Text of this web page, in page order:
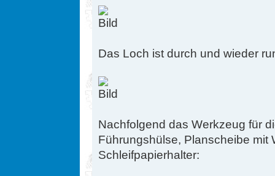
Das Loch ist durch und wieder
Nachfolgend das Werkzeug für
Führungshülse, Planscheibe mit
Schleifpapierhalter: